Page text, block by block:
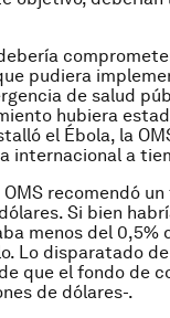
pudiera
de salud
hubiera
el Ébola, la
internacional a
recomendó
Si bien
menos del 0,5%
Lo disparatado
que el fondo de
de dólares-.